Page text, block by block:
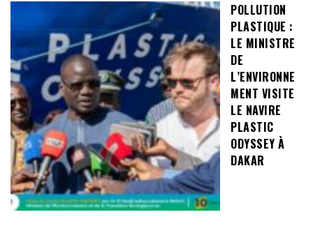
POLLUTION
PLASTIQUE :
LE MINISTRE
DE
L’ENVIRONNE
MENT VISITE
LE NAVIRE
PLASTIC
ODYSSEY À
DAKAR